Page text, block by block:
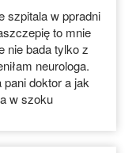
szpitala w ppradni
to mnie
nie bada tylko z
neurologa.
doktor a jak
w szoku